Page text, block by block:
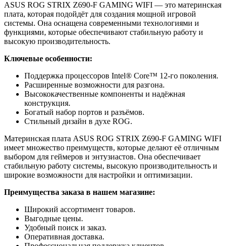
ASUS ROG STRIX Z690-F GAMING WIFI — это материнская
плата, которая подойдёт для создания мощной игровой
системы. Она оснащена современными технологиями и
функциями, которые обеспечивают стабильную работу и
высокую производительность.
Ключевые особенности:
Поддержка процессоров Intel® Core™ 12-го поколения.
Расширенные возможности для разгона.
Высококачественные компоненты и надёжная
конструкция.
Богатый набор портов и разъёмов.
Стильный дизайн в духе ROG.
Материнская плата ASUS ROG STRIX Z690-F GAMING WIFI
имеет множество преимуществ, которые делают её отличным
выбором для геймеров и энтузиастов. Она обеспечивает
стабильную работу системы, высокую производительность и
широкие возможности для настройки и оптимизации.
Преимущества заказа в нашем магазине:
Широкий ассортимент товаров.
Выгодные цены.
Удобный поиск и заказ.
Оперативная доставка.